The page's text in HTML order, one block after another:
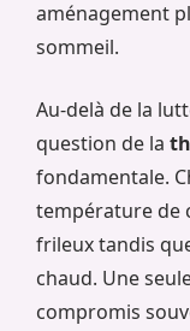
aménagement
sommeil.
Au-delà de la
question de la
fondamentale.
température de
frileux tandis
chaud. Une
compromis